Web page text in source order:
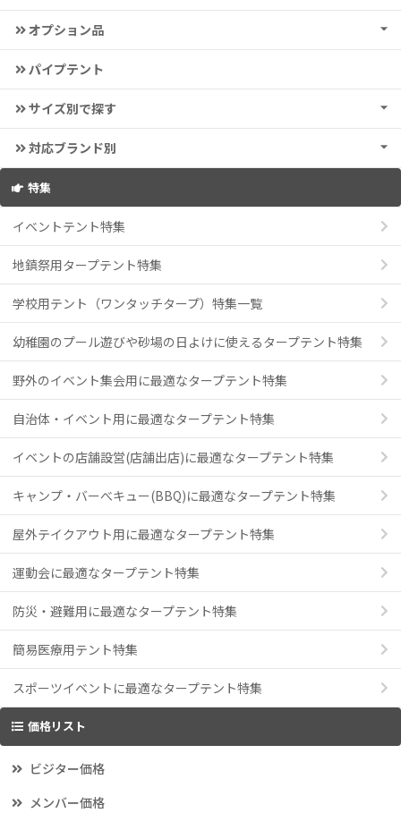
オプション品
パイプテント
サイズ別で探す
対応ブランド別
特集
イベントテント特集
地鎮祭用タープテント特集
学校用テント（ワンタッチタープ）特集一覧
幼稚園のプール遊びや砂場の日よけに使えるタープテント特集
野外のイベント集会用に最適なタープテント特集
自治体・イベント用に最適なタープテント特集
イベントの店舗設営(店舗出店)に最適なタープテント特集
キャンプ・バーべキュー(BBQ)に最適なタープテント特集
屋外テイクアウト用に最適なタープテント特集
運動会に最適なタープテント特集
防災・避難用に最適なタープテント特集
簡易医療用テント特集
スポーツイベントに最適なタープテント特集
価格リスト
ビジター価格
メンバー価格